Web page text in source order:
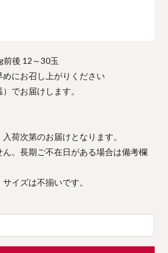
前後 12～30玉
にお召し上がりください
でお届けします。
荷次第のお届けとなります。
。長期ご不在日がある場合は備考欄
イズは不揃いです。